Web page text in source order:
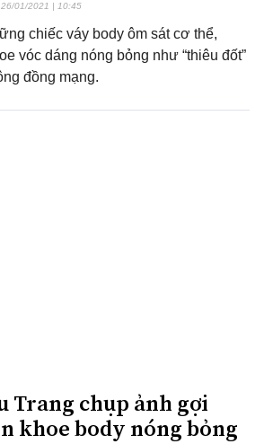
26/01/2021 | 10:45
chiếc váy body ôm sát cơ thể,
vóc dáng nóng bỏng như “thiêu đốt”
đồng mạng.
Trang chụp ảnh gợi
khoe body nóng bỏng